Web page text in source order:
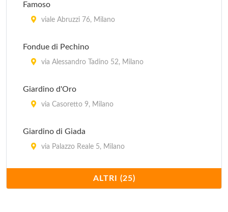
Famoso
viale Abruzzi 76, Milano
Fondue di Pechino
via Alessandro Tadino 52, Milano
Giardino d'Oro
via Casoretto 9, Milano
Giardino di Giada
via Palazzo Reale 5, Milano
via Giovanni Schiapparelli 5, Milano
ALTRI (25)